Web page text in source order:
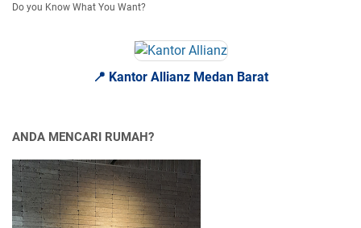
Do you Know What You Want?
📍 Kantor Allianz Medan Barat
ANDA MENCARI RUMAH?